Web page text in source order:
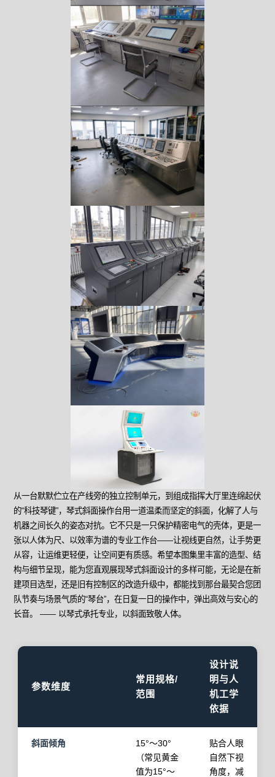
从一台默默伫立在产线旁的独立控制单元，到组成指挥大厅里连绵起伏
的“科技琴键”，琴式斜面操作台用一道温柔而坚定的斜面，化解了人与
机器之间长久的姿态对抗。它不只是一只保护精密电气的壳体，更是一
张以人体为尺、以效率为谱的专业工作台——让视线更自然，让手势更
从容，让运维更轻便，让空间更有质感。希望本图集里丰富的造型、结
构与细节呈现，能为您直观展现琴式斜面设计的多样可能，无论是在新
建项目选型，还是旧有控制区的改造升级中，都能找到那台最契合您团
队节奏与场景气质的“琴台”，在日复一日的操作中，弹出高效与安心的
长音。 —— 以琴式承托专业，以斜面致敬人体。
参数维度
常用规格/
范围
设计说
明与人
机工学
依据
斜面倾角
15°～30°
（常见黄金
值为15°～
贴合人眼
自然下视
角度，减